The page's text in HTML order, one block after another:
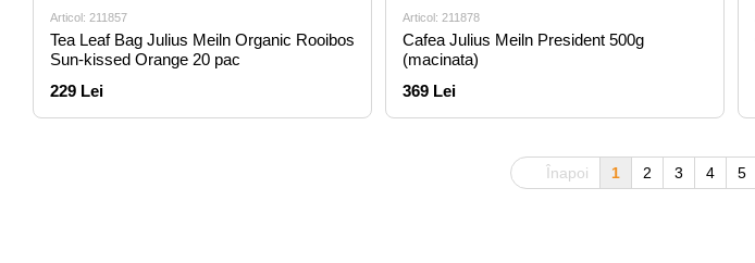
Articol: 211857
Tea Leaf Bag Julius Meiln Organic Rooibos
Sun-kissed Orange 20 pac
229 Lei
Articol: 211878
Cafea Julius Meiln President 500g
(macinata)
369 Lei
Înapoi 1 2 3 4 5